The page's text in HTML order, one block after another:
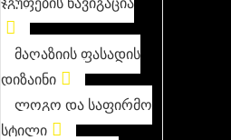
ჯგუფების ნავიგაცია
მაღაზიის ფასადის
დიზაინი
ლოგო და საფირმო
სტილი